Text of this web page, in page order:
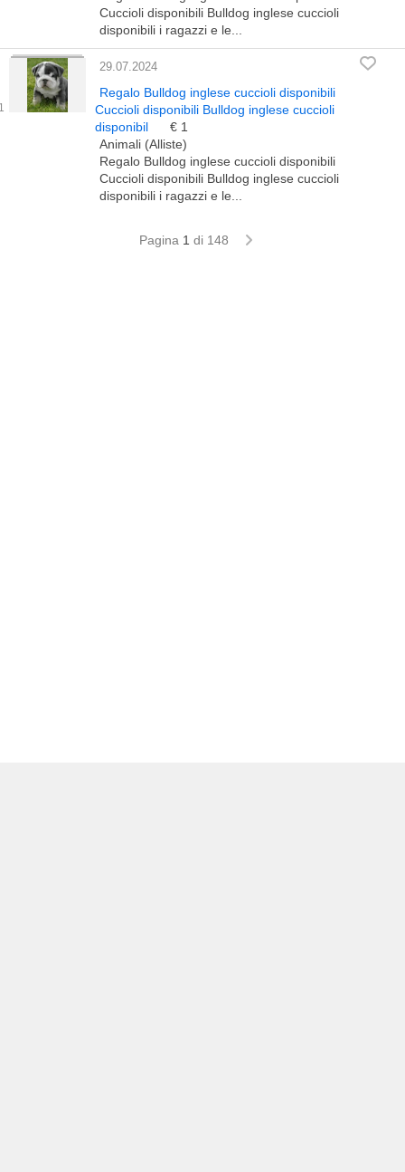
Cuccioli disponibili Bulldog inglese cuccioli
disponibili i ragazzi e le...
29.07.2024
Regalo Bulldog inglese cuccioli disponibili
Cuccioli disponibili Bulldog inglese cuccioli
disponibil
€ 1
Animali (Alliste)
Regalo Bulldog inglese cuccioli disponibili
Cuccioli disponibili Bulldog inglese cuccioli
disponibili i ragazzi e le...
Pagina 1 di 148